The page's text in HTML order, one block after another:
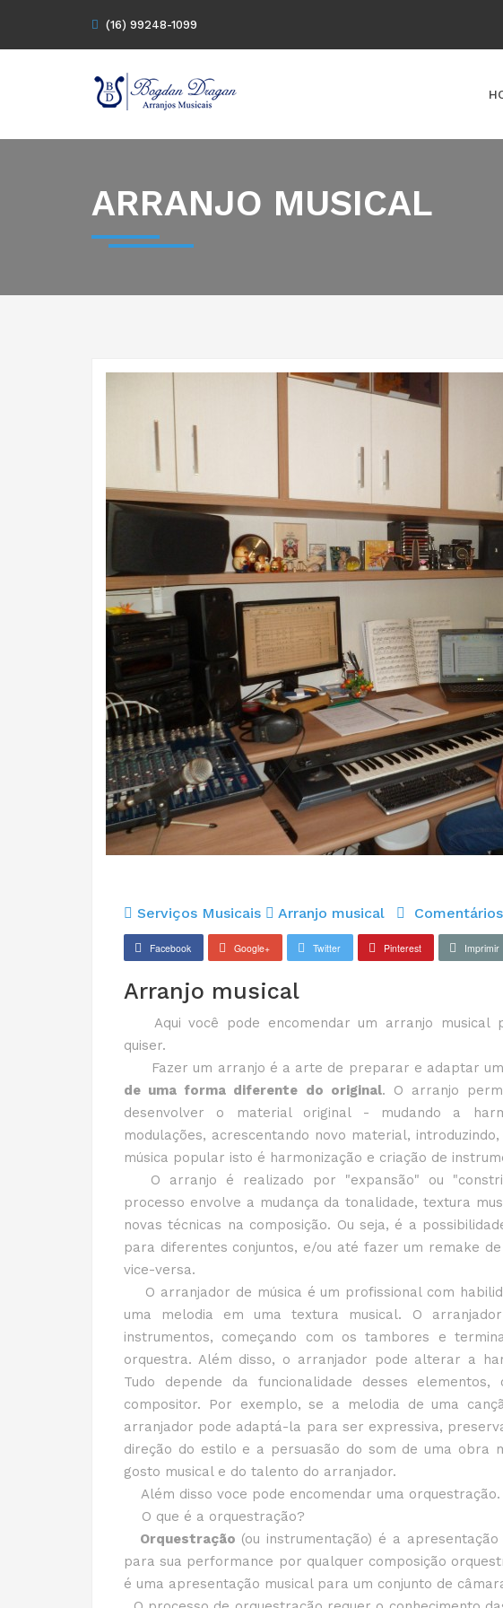
(16) 99248-1099
ARRANJO MUSICAL
Serviços Musicais Arranjo musical Comentários
Facebook Google+ Twitter Pinterest Imprimir
Arranjo musical
Aqui você pode encomendar um arranjo musical
quiser.
Fazer um arranjo é a arte de preparar e adaptar
de uma forma diferente do original. O arranjo
desenvolver o material original - mudando a
modulações, acrescentando novo material,
música popular isto é harmonização e criação de
O arranjo é realizado por "expansão" ou
processo envolve a mudança da tonalidade, textura
novas técnicas na composição. Ou seja, é a
para diferentes conjuntos, e/ou até fazer um remake
vice-versa.
O arranjador de música é um profissional com
uma melodia em uma textura musical. O
instrumentos, começando com os tambores e
orquestra. Além disso, o arranjador pode alterar a
Tudo depende da funcionalidade desses elementos,
compositor. Por exemplo, se a melodia de uma
arranjador pode adaptá-la para ser expressiva,
direção do estilo e a persuasão do som de uma obra
gosto musical e do talento do arranjador.
Além disso voce pode encomendar uma orquestração.
O que é a orquestração?
Orquestração (ou instrumentação) é a
para sua performance por qualquer composição
é uma apresentação musical para um conjunto de